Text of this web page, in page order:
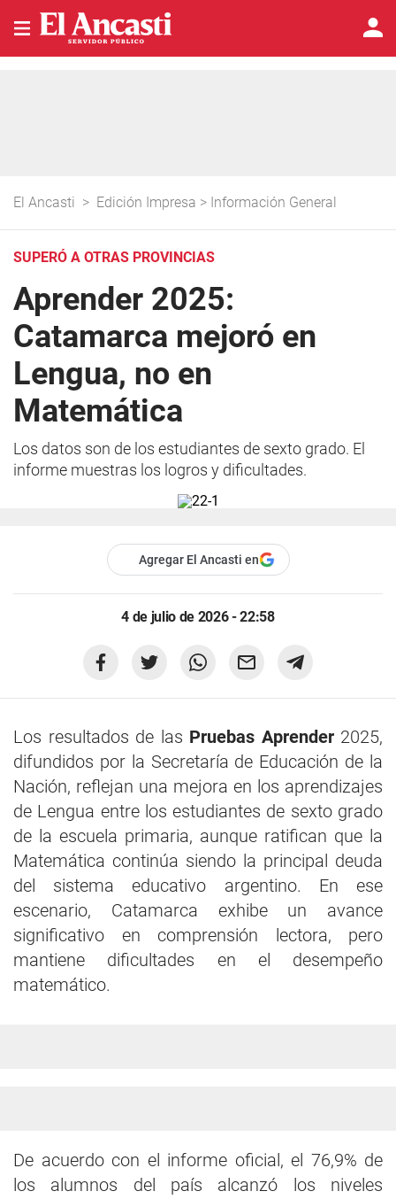
El Ancasti > Edición Impresa > Información General
SUPERÓ A OTRAS PROVINCIAS
Aprender 2025:
Catamarca mejoró en
Lengua, no en
Matemática
Los datos son de los estudiantes de sexto grado. El
informe muestras los logros y dificultades.
Agregar El Ancasti en
4 de julio de 2026 - 22:58
Los resultados de las Pruebas Aprender2025,
difundidos por la Secretaría de Educación de la
Nación, reflejan una mejora en los aprendizajes
de Lengua entre los estudiantes de sexto grado
de la escuela primaria, aunque ratifican que la
Matemática continúa siendo la principal deuda
del sistema educativo argentino. En ese
escenario, Catamarca exhibe un avance
significativo en comprensión lectora, pero
mantiene dificultades en el desempeño
matemático.
De acuerdo con el informe oficial, el 76,9% de
los alumnos del país alcanzó los niveles